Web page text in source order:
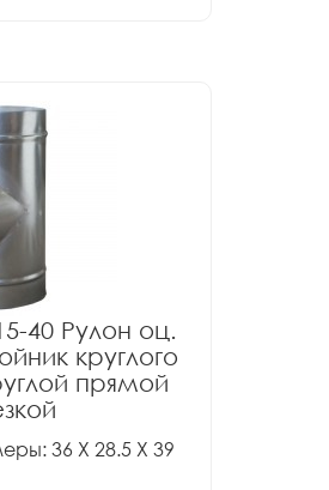
40 Рулон оц.
круглого
прямой
36 X 28.5 X 39